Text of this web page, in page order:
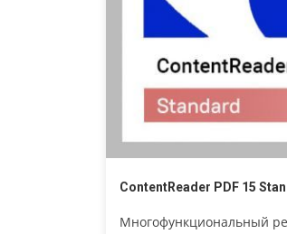
ContentReader PDF 15
Многофункциональный